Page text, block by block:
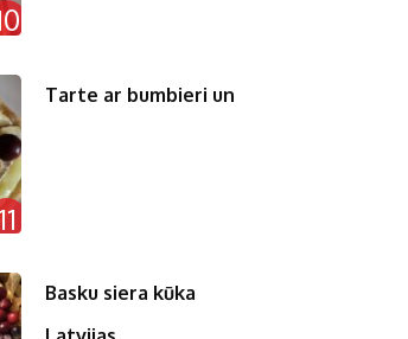
11
Tarte ar bumbieri un
Basku siera kūka